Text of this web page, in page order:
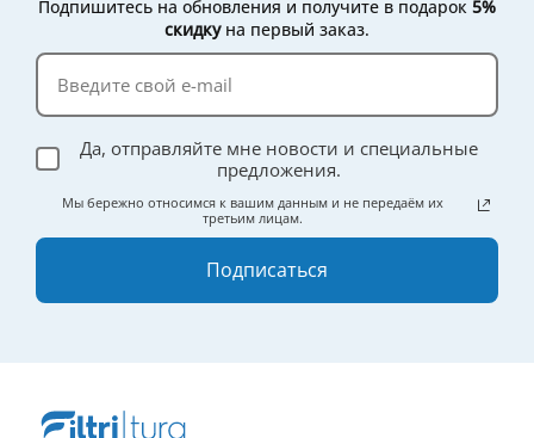
Подпишитесь на обновления и получите в подарок 5%
скидкуна первый заказ.
Да, отправляйте мне новости и специальные
предложения.
Мы бережно относимся к вашим данным и не передаём их
третьим лицам.
Подписаться